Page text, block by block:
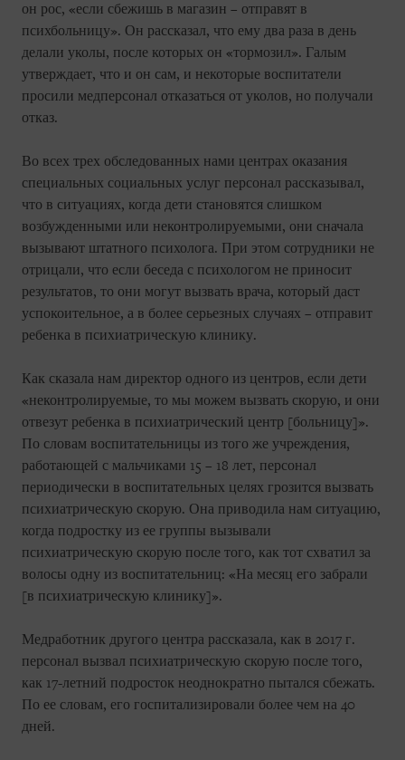
он рос, «если сбежишь в магазин – отправят в
психбольницу». Он рассказал, что ему два раза в день
делали уколы, после которых он «тормозил». Галым
утверждает, что и он сам, и некоторые воспитатели
просили медперсонал отказаться от уколов, но получали
отказ.
Во всех трех обследованных нами центрах оказания
специальных социальных услуг персонал рассказывал,
что в ситуациях, когда дети становятся слишком
возбужденными или неконтролируемыми, они сначала
вызывают штатного психолога. При этом сотрудники не
отрицали, что если беседа с психологом не приносит
результатов, то они могут вызвать врача, который даст
успокоительное, а в более серьезных случаях – отправит
ребенка в психиатрическую клинику.
Как сказала нам директор одного из центров, если дети
«неконтролируемые, то мы можем вызвать скорую, и они
отвезут ребенка в психиатрический центр [больницу]».
По словам воспитательницы из того же учреждения,
работающей с мальчиками 15 – 18 лет, персонал
периодически в воспитательных целях грозится вызвать
психиатрическую скорую. Она приводила нам ситуацию,
когда подростку из ее группы вызывали
психиатрическую скорую после того, как тот схватил за
волосы одну из воспитательниц: «На месяц его забрали
[в психиатрическую клинику]».
Медработник другого центра рассказала, как в 2017 г.
персонал вызвал психиатрическую скорую после того,
как 17-летний подросток неоднократно пытался сбежать.
По ее словам, его госпитализировали более чем на 40
дней.